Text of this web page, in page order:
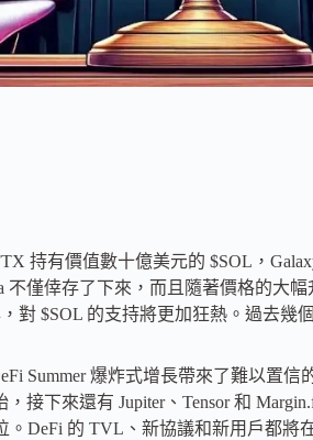
持有價值數十億美元的 $SOL，
不僅倖存了下來，而且隨著價格的大
對 $SOL 的支持將更加狂熱。過去幾
Summer 爆炸式增長帶來了難以置信
接下來還有 Jupiter、Tensor 和
DeFi 的 TVL、新協議和新用戶都將